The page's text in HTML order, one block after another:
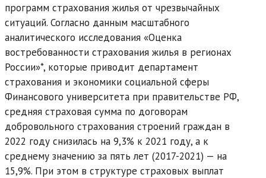
программ страхования жилья от чрезвычайных
ситуаций. Согласно данным масштабного
аналитического исследования «Оценка
востребованности страхования жилья в регионах
России»*, которые приводит департамент
страхования и экономики социальной сферы
Финансового университета при правительстве РФ,
средняя страховая сумма по договорам
добровольного страхования строений граждан в
2022 году снизилась на 9,3% к 2021 году, а к
среднему значению за пять лет (2017-2021) — на
15,9%. При этом в структуре страховых выплат